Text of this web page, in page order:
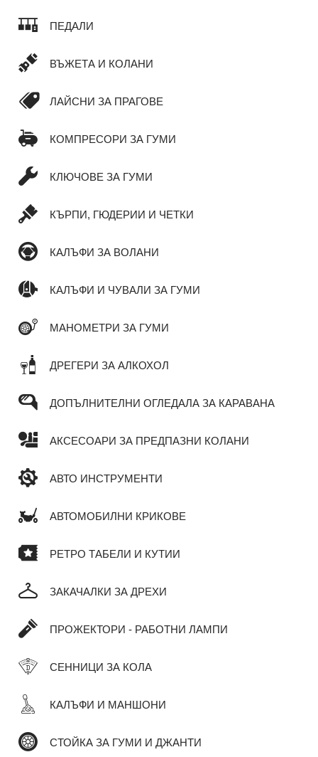
ПЕДАЛИ
ВЪЖЕТА И КОЛАНИ
ЛАЙСНИ ЗА ПРАГОВЕ
КОМПРЕСОРИ ЗА ГУМИ
КЛЮЧОВЕ ЗА ГУМИ
КЪРПИ, ГЮДЕРИИ И ЧЕТКИ
КАЛЪФИ ЗА ВОЛАНИ
КАЛЪФИ И ЧУВАЛИ ЗА ГУМИ
МАНОМЕТРИ ЗА ГУМИ
ДРЕГЕРИ ЗА АЛКОХОЛ
ДОПЪЛНИТЕЛНИ ОГЛЕДАЛА ЗА КАРАВАНА
АКСЕСОАРИ ЗА ПРЕДПАЗНИ КОЛАНИ
АВТО ИНСТРУМЕНТИ
АВТОМОБИЛНИ КРИКОВЕ
РЕТРО ТАБЕЛИ И КУТИИ
ЗАКАЧАЛКИ ЗА ДРЕХИ
ПРОЖЕКТОРИ - РАБОТНИ ЛАМПИ
СЕННИЦИ ЗА КОЛА
КАЛЪФИ И МАНШОНИ
СТОЙКА ЗА ГУМИ И ДЖАНТИ